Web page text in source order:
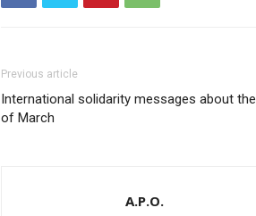
Previous article
International solidarity messages about
of March
A.P.O.